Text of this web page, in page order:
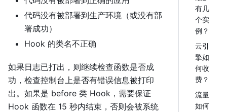
代码没有被部署到生产环境（或没有部
署成功）
Hook 的类名不正确
如果日志已打出，则继续检查函数是否成
功，检查控制台上是否有错误信息被打印
出。如果是 before 类 Hook，需要保证
Hook 函数在 15 秒内结束，否则会被系统
有几
个实
例？
云引
擎如
何收
费？
流量
如何